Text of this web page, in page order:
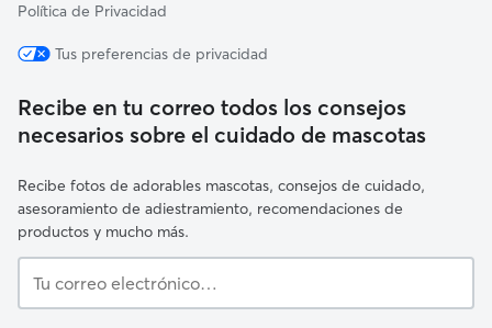
Política de Privacidad
Tus preferencias de privacidad
Recibe en tu correo todos los consejos
necesarios sobre el cuidado de mascotas
Recibe fotos de adorables mascotas, consejos de cuidado,
asesoramiento de adiestramiento, recomendaciones de
productos y mucho más.
correo